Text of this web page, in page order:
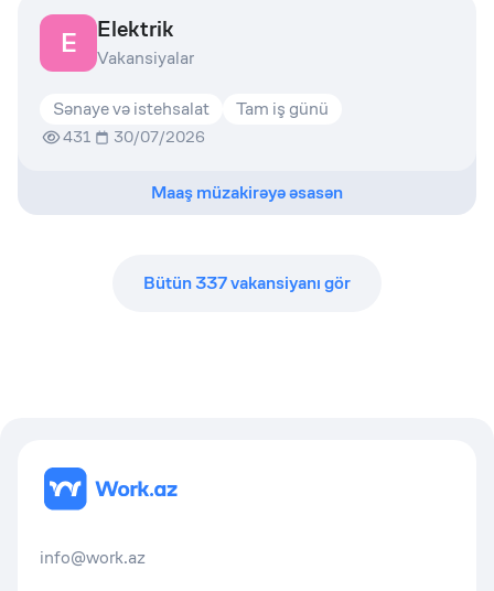
E Elektrik
Vakansiyalar
Sənaye və istehsalat Tam iş günü
431 30/07/2026
Maaş müzakirəyə əsasən
Bütün337vakansiyanı gör
info@work.az